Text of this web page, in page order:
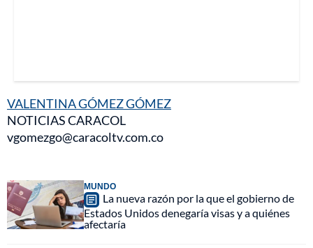
VALENTINA GÓMEZ GÓMEZ
NOTICIAS CARACOL
vgomezgo@caracoltv.com.co
MUNDO
La nueva razón por la que el gobierno de
Estados Unidos denegaría visas y a quiénes
afectaría